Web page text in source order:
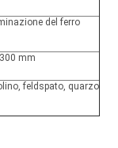
del ferro
mm
feldspato, quarzo